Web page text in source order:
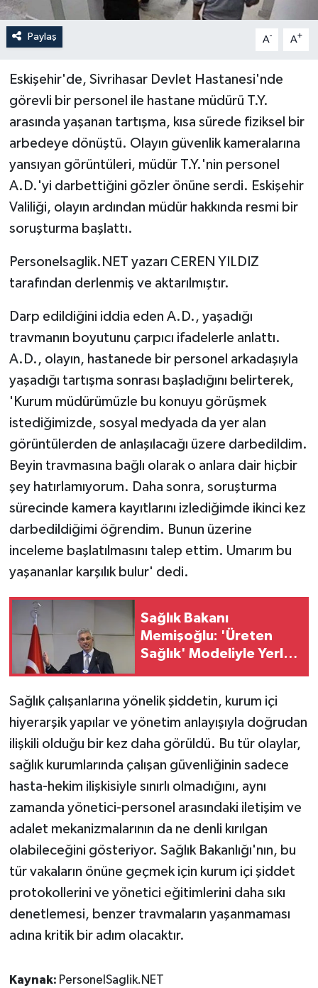
Paylaş A- A+
Eskişehir'de, Sivrihasar Devlet Hastanesi'nde
görevli bir personel ile hastane müdürü T.Y.
arasında yaşanan tartışma, kısa sürede fiziksel bir
arbedeye dönüştü. Olayın güvenlik kameralarına
yansıyan görüntüleri, müdür T.Y.'nin personel
A.D.'yi darbettiğini gözler önüne serdi. Eskişehir
Valiliği, olayın ardından müdür hakkında resmi bir
soruşturma başlattı.
Personelsaglik.NET yazarı CEREN YILDIZ
tarafından derlenmiş ve aktarılmıştır.
Darp edildiğini iddia eden A.D., yaşadığı
travmanın boyutunu çarpıcı ifadelerle anlattı.
A.D., olayın, hastanede bir personel arkadaşıyla
yaşadığı tartışma sonrası başladığını belirterek,
'Kurum müdürümüzle bu konuyu görüşmek
istediğimizde, sosyal medyada da yer alan
görüntülerden de anlaşılacağı üzere darbedildim.
Beyin travmasına bağlı olarak o anlara dair hiçbir
şey hatırlamıyorum. Daha sonra, soruşturma
sürecinde kamera kayıtlarını izlediğimde ikinci kez
darbedildiğimi öğrendim. Bunun üzerine
inceleme başlatılmasını talep ettim. Umarım bu
yaşananlar karşılık bulur' dedi.
Sağlık Bakanı
Memişoğlu: 'Üreten
Sağlık' Modeliyle Yerli
Sağlık çalışanlarına yönelik şiddetin, kurum içi
hiyerarşik yapılar ve yönetim anlayışıyla doğrudan
ilişkili olduğu bir kez daha görüldü. Bu tür olaylar,
sağlık kurumlarında çalışan güvenliğinin sadece
hasta-hekim ilişkisiyle sınırlı olmadığını, aynı
zamanda yönetici-personel arasındaki iletişim ve
adalet mekanizmalarının da ne denli kırılgan
olabileceğini gösteriyor. Sağlık Bakanlığı'nın, bu
tür vakaların önüne geçmek için kurum içi şiddet
protokollerini ve yönetici eğitimlerini daha sıkı
denetlemesi, benzer travmaların yaşanmaması
adına kritik bir adım olacaktır.
Kaynak: PersonelSaglik.NET